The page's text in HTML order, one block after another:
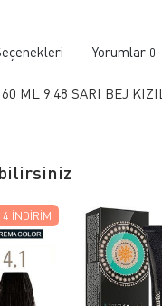
Yorumlar 0
60 ML 9.48 SARI BEJ KIZIL
İNDIRIM